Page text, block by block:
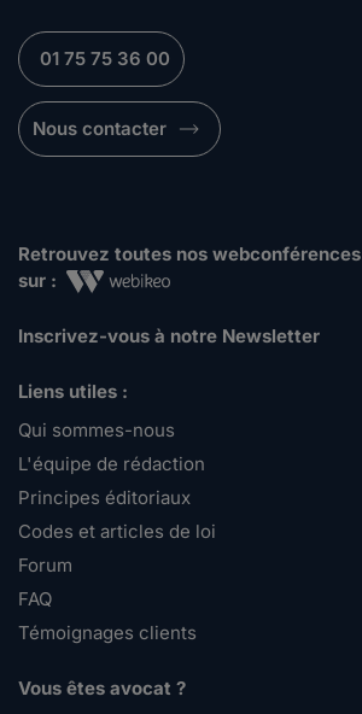
01 75 75 36 00
Nous contacter
Retrouvez toutes nos webconférences
sur :
Inscrivez-vous à notre Newsletter
Liens utiles :
Qui sommes-nous
L'équipe de rédaction
Principes éditoriaux
Codes et articles de loi
Forum
FAQ
Témoignages clients
Vous êtes avocat ?